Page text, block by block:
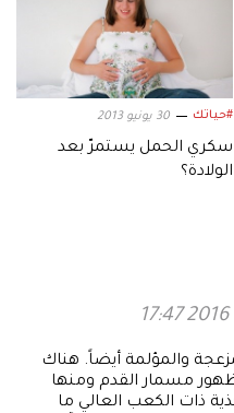
#حياتك 30 يونيو 2013
سكري الحمل يستمرّ بعد
الولادة؟
والمؤلمة أيضاً. هناك
ظهور مسمار القدم ومنها
ذات الكعب العالي ما